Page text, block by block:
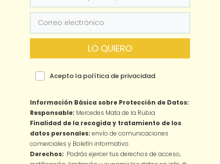
LO QUIERO
Acepto la política de privacidad
Información Básica sobre Protección de Datos:
Responsable: Mercedes Mata de la Rubia
Finalidad de la recogida y tratamiento de los
datos personales: envío de comunicaciones
comerciales y Boletín informativo
Derechos: Podrás ejercer tus derechos de acceso,